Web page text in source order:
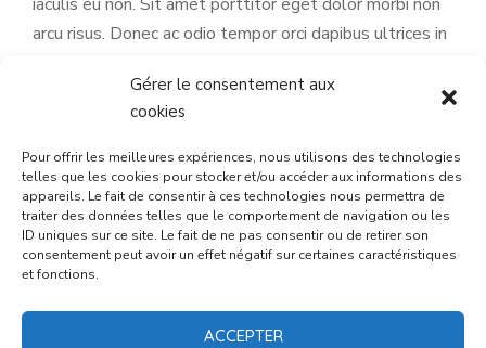
Gérer le consentement aux
cookies
Pour offrir les meilleures expériences, nous utilisons des technologies
telles que les cookies pour stocker et/ou accéder aux informations des
appareils. Le fait de consentir à ces technologies nous permettra de
traiter des données telles que le comportement de navigation ou les
ID uniques sur ce site. Le fait de ne pas consentir ou de retirer son
consentement peut avoir un effet négatif sur certaines caractéristiques
et fonctions.
ACCEPTER
arcu risus. Donec ac odio tempor orci dapibus ultrices in
Aliquam vestibulum blandit morbi blandit
cursus risus. Ligula ullamcorper malesuada proin libero
nunc consequat interdum varius sit.